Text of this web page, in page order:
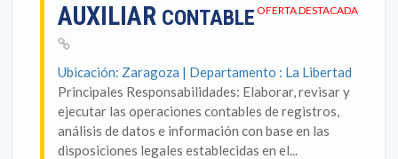
OFERTA DESTACADA
AUXILIAR CONTABLE
Ubicación: Zaragoza | Departamento : La Libertad
Principales Responsabilidades: Elaborar, revisar y
ejecutar las operaciones contables de registros,
análisis de datos e información con base en las
disposiciones legales establecidas en el...